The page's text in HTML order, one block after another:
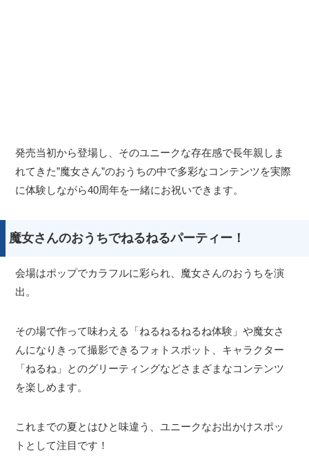
発売当初から登場し、そのユニークな存在感で長年親しま
れてきた”魔女さん”のおうちの中で多彩なコンテンツを実際
に体験しながら40周年を一緒にお祝いできます。
魔女さんのおうちでねるねるパーティー！
会場はポップでカラフルに彩られ、魔女さんのおうちを演
出。
その場で作って味わえる「ねるねるねるね体験」や魔女さ
んになりきって撮影できるフォトスポット、キャラクター
「ねるね」とのグリーティングなどさまざまなコンテンツ
を楽しめます。
これまでの夏とはひと味違う、ユニークなお出かけスポッ
トとして注目です！